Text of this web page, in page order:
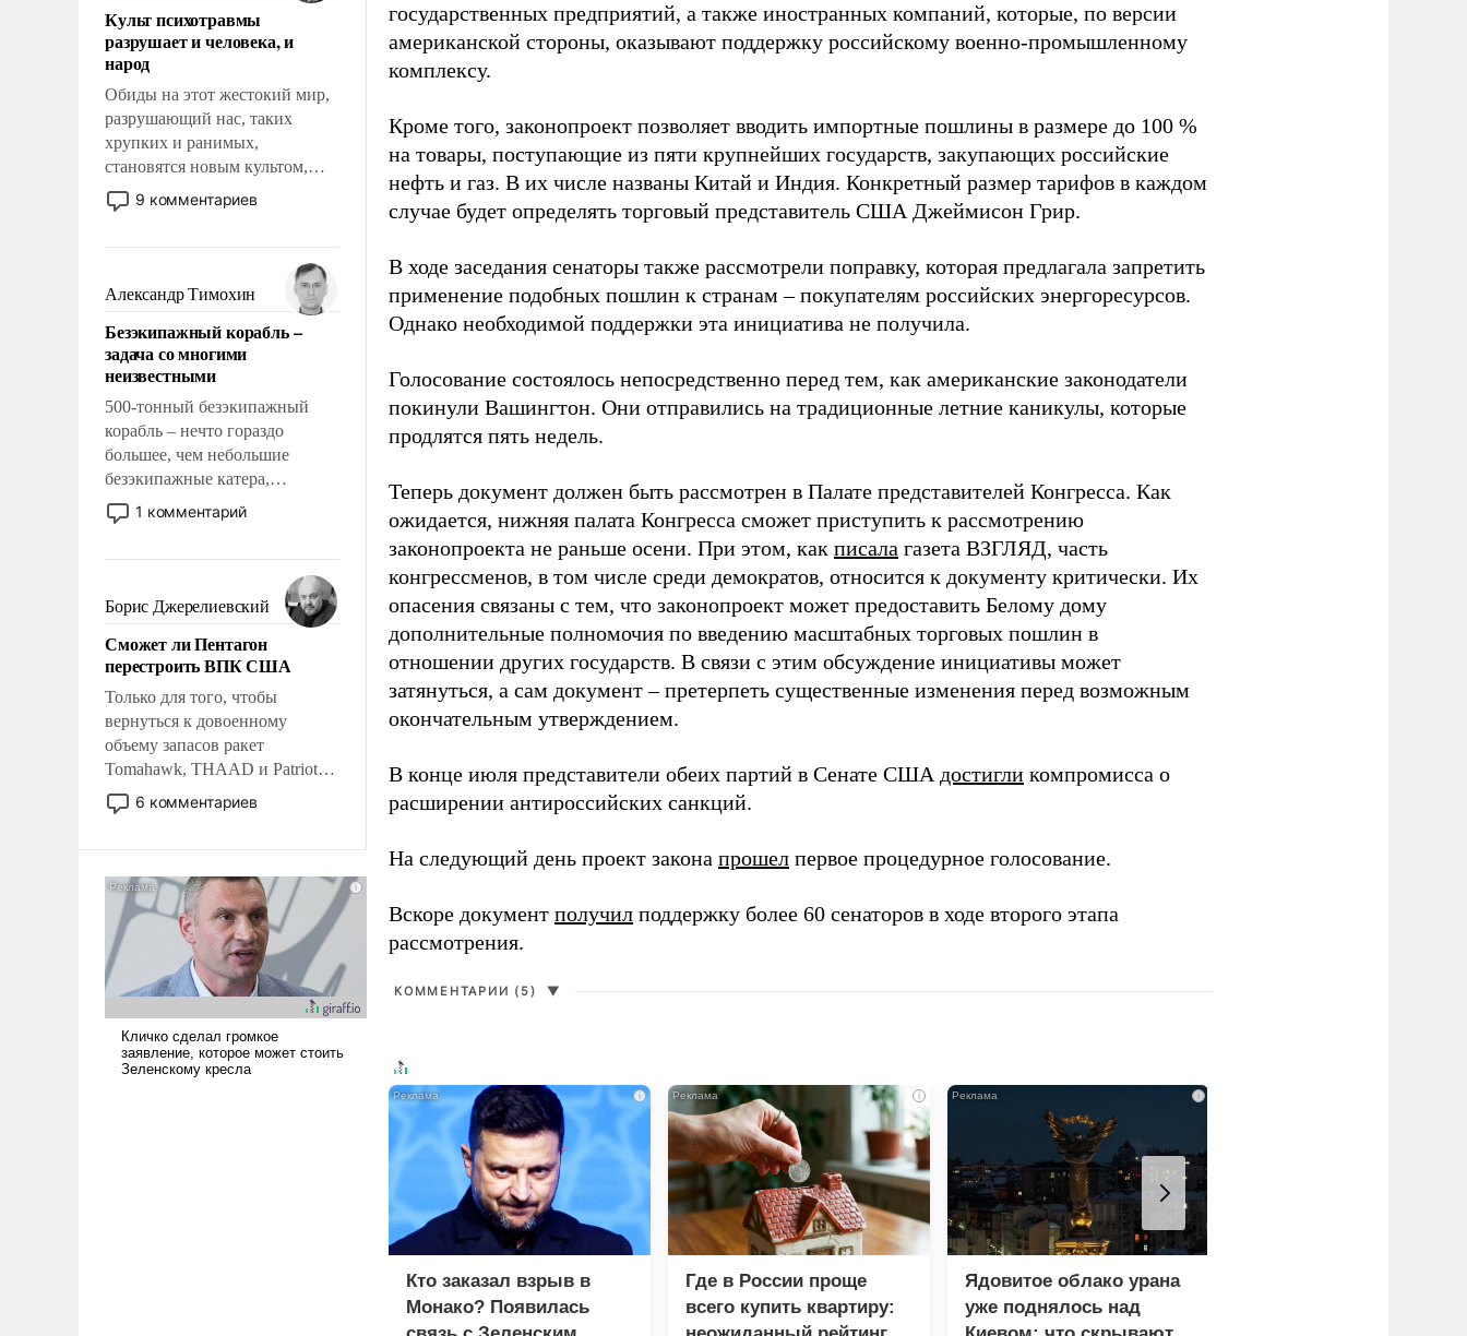
Культ психотравмы
разрушает и человека, и
народ
Обиды на этот жестокий мир,
разрушающий нас, таких
хрупких и ранимых,
становятся новым культом,
постепенно вытесняя и
отменяя традиционное
мужественным и твердым под
ударами судьбы, брать на себя
ответственность, помогать
слабым, идти вперед и
адаптироваться.
9 комментариев
Александр Тимохин
Безэкипажный корабль –
задача со многими
неизвестными
500-тонный безэкипажный
корабль – нечто гораздо
большее, чем небольшие
безэкипажные катера,
применение которых уже
стало обыденностью. Задача по
сложна и амбициозна. Однако
и ее реализация радикально
поднимет наши боевые
возможности.
1 комментарий
Борис Джерелиевский
Сможет ли Пентагон
перестроить ВПК США
Только для того, чтобы
вернуться к довоенному
объему запасов ракет
Tomahawk, THAAD и Patriot
США потребуется более трех
лет. Даже небольшая война с
Сложившаяся ситуация
означает многолетний период
уязвимости США, например,
перед Китаем.
6 комментариев
государственных предприятий, а также иностранных компаний, которые, по версии
американской стороны, оказывают поддержку российскому военно-промышленному
комплексу.
Кроме того, законопроект позволяет вводить импортные пошлины в размере до 100 %
на товары, поступающие из пяти крупнейших государств, закупающих российские
нефть и газ. В их числе названы Китай и Индия. Конкретный размер тарифов в каждом
случае будет определять торговый представитель США Джеймисон Грир.
В ходе заседания сенаторы также рассмотрели поправку, которая предлагала запретить
применение подобных пошлин к странам – покупателям российских энергоресурсов.
Однако необходимой поддержки эта инициатива не получила.
Голосование состоялось непосредственно перед тем, как американские законодатели
покинули Вашингтон. Они отправились на традиционные летние каникулы, которые
продлятся пять недель.
Теперь документ должен быть рассмотрен в Палате представителей Конгресса. Как
ожидается, нижняя палата Конгресса сможет приступить к рассмотрению
законопроекта не раньше осени. При этом, как писала газета ВЗГЛЯД, часть
конгрессменов, в том числе среди демократов, относится к документу критически. Их
опасения связаны с тем, что законопроект может предоставить Белому дому
дополнительные полномочия по введению масштабных торговых пошлин в
отношении других государств. В связи с этим обсуждение инициативы может
затянуться, а сам документ – претерпеть существенные изменения перед возможным
окончательным утверждением.
В конце июля представители обеих партий в Сенате СШАдостигли компромисса о
расширении антироссийских санкций.
На следующий день проект закона прошел первое процедурное голосование.
Вскоре документ получил поддержку более 60 сенаторов в ходе второго этапа
рассмотрения.
КОММЕНТАРИИ (5) ▼
i
Кто заказал взрыв в
Монако? Появилась
i
Где в России проще
всего купить квартиру:
i
Ядовитое облако урана
уже поднялось над